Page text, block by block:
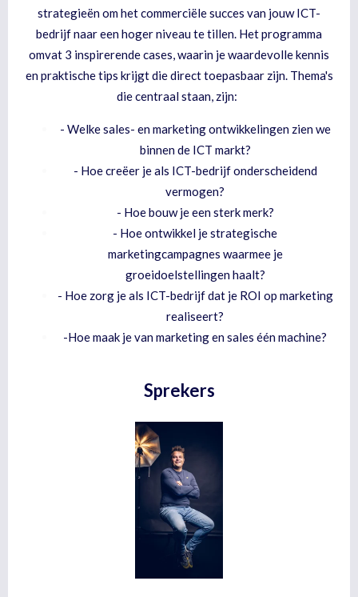
strategieën om het commerciële succes van jouw ICT-
bedrijf naar een hoger niveau te tillen. Het programma
omvat 3 inspirerende cases, waarin je waardevolle kennis
en praktische tips krijgt die direct toepasbaar zijn. Thema's
die centraal staan, zijn:
- Welke sales- en marketing ontwikkelingen zien we
binnen de ICT markt?
- Hoe creëer je als ICT-bedrijf onderscheidend
vermogen?
- Hoe bouw je een sterk merk?
- Hoe ontwikkel je strategische
marketingcampagnes waarmee je
groeidoelstellingen haalt?
- Hoe zorg je als ICT-bedrijf dat je ROI op marketing
realiseert?
-Hoe maak je van marketing en sales één machine?
Sprekers